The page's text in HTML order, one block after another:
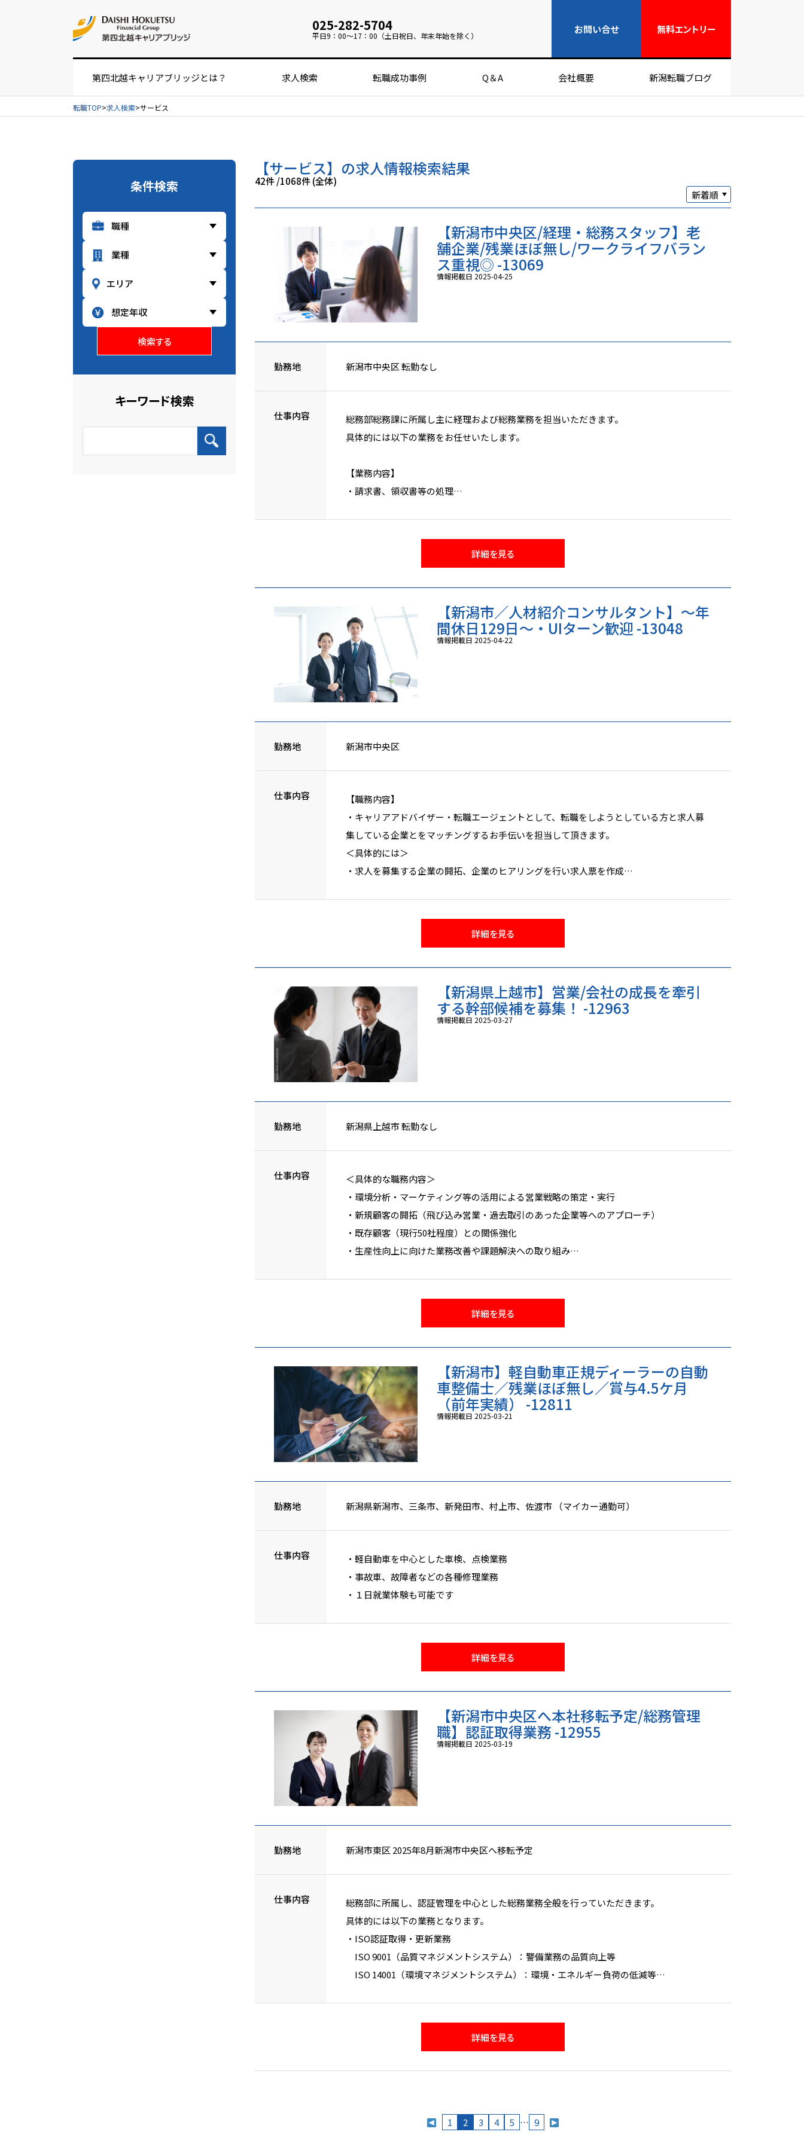
025-282-5704
平日9：00～17：00（土日祝日、年末年始を除く）
お問い合せ 無料エントリー
第四北越キャリアブリッジとは？
お仕事紹介の流れ
経営者・人事担当者様へ
求人検索 転職成功事例 Q＆A 会社概要 新潟転職ブログ
転職TOP 求人検索 サービス
条件検索
検索する
キーワード検索
【サービス】の求人情報検索結果
42件/1068件 (全体)
【新潟市中央区/経理・総務スタッフ】老
舗企業/残業ほぼ無し/ワークライフバラン
ス重視◎ -13069
情報掲載日 2025-04-25
勤務地 新潟市中央区 転勤なし
仕事内容
総務部総務課に所属し主に経理および総務業務を担当いただきます。
具体的には以下の業務をお任せいたします。
【業務内容】
・請求書、領収書等の処理
できます。
詳細を見る
【新潟市／人材紹介コンサルタント】～年
間休日129日～・UIターン歓迎 -13048
情報掲載日 2025-04-22
勤務地 新潟市中央区
仕事内容
【職務内容】
・キャリアアドバイザー・転職エージェントとして、転職をしようとしている方と求人募
集している企業とをマッチングするお手伝いを担当して頂きます。
＜具体的には＞
・求人を募集する企業の開拓、企業のヒアリングを行い求人票を作成
詳細を見る
【新潟県上越市】営業/会社の成長を牽引
する幹部候補を募集！ -12963
情報掲載日 2025-03-27
勤務地 新潟県上越市 転勤なし
仕事内容
＜具体的な職務内容＞
・環境分析・マーケティング等の活用による営業戦略の策定・実行
・新規顧客の開拓（飛び込み営業・過去取引のあった企業等へのアプローチ）
・既存顧客（現行50社程度）との関係強化
・生産性向上に向けた業務改善や課題解決への取り組み
詳細を見る
【新潟市】軽自動車正規ディーラーの自動
車整備士／残業ほぼ無し／賞与4.5ケ月
（前年実績） -12811
情報掲載日 2025-03-21
勤務地 新潟県新潟市、三条市、新発田市、村上市、佐渡市 （マイカー通勤可）
仕事内容
・軽自動車を中心とした車検、点検業務
・事故車、故障者などの各種修理業務
・１日就業体験も可能です
詳細を見る
【新潟市中央区へ本社移転予定/総務管理
職】認証取得業務 -12955
情報掲載日 2025-03-19
勤務地 新潟市東区 2025年8月新潟市中央区へ移転予定
仕事内容
総務部に所属し、認証管理を中心とした総務業務全般を行っていただきます。
具体的には以下の業務となります。
・ISO認証取得・更新業務
ISO 9001（品質マネジメントシステム）：警備業務の品質向上等
ISO 14001（環境マネジメントシステム）：環境・エネルギー負荷の低減等
詳細を見る
1 2 3 4 5 … 9